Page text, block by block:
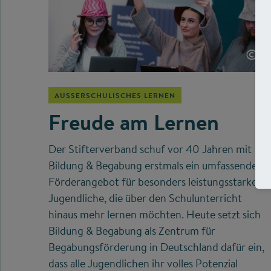
©
AUSSERSCHULISCHES LERNEN
Freude am Lernen
Der Stifterverband schuf vor 40 Jahren mit
Bildung & Begabung erstmals ein umfassendes
Förderangebot für besonders leistungsstarke
Jugendliche, die über den Schulunterricht
hinaus mehr lernen möchten. Heute setzt sich
Bildung & Begabung als Zentrum für
Begabungsförderung in Deutschland dafür ein,
dass alle Jugendlichen ihr volles Potenzial